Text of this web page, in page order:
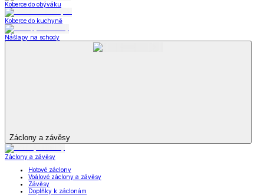
Koberce do obýváku
Koberce do kuchyně
Nášlapy na schody
Záclony a závěsy
Záclony a závěsy
Hotové záclony
Voálové záclony a závěsy
Závěsy
Doplňky k záclonám